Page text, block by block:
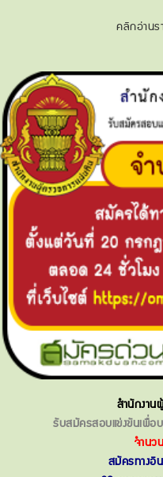
คลิกอ่านร
สำนักงา
รับสมัครสอบแข่งขันเพื่อ
จำน
สมัครทางอิ